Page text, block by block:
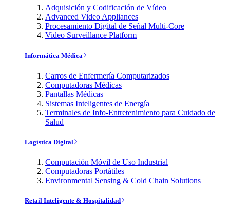
Adquisición y Codificación de Vídeo
Advanced Video Appliances
Procesamiento Digital de Señal Multi-Core
Video Surveillance Platform
Informática Médica
Carros de Enfermería Computarizados
Computadoras Médicas
Pantallas Médicas
Sistemas Inteligentes de Energía
Terminales de Info-Entretenimiento para Cuidado de
Salud
Logística Digital
Computación Móvil de Uso Industrial
Computadoras Portátiles
Environmental Sensing & Cold Chain Solutions
Retail Inteligente & Hospitalidad